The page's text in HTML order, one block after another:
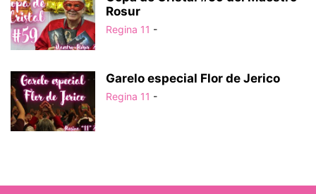
Rosur
Regina 11 -
Garelo especial Flor de Jerico
Regina 11 -